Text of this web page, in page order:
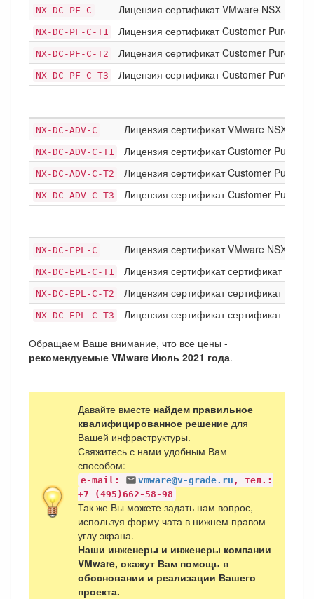
NX-DC-PF-C Лицензия сертификат VMware NSX Data
NX-DC-PF-C-T1 Лицензия сертификат Customer
NX-DC-PF-C-T2 Лицензия сертификат Customer
NX-DC-PF-C-T3 Лицензия сертификат Customer
NX-DC-ADV-C Лицензия сертификат VMware NSX
NX-DC-ADV-C-T1 Лицензия сертификат Customer
NX-DC-ADV-C-T2 Лицензия сертификат Customer
NX-DC-ADV-C-T3 Лицензия сертификат Customer
NX-DC-EPL-C Лицензия сертификат VMware NSX
NX-DC-EPL-C-T1 Лицензия сертификат сертификат
NX-DC-EPL-C-T2 Лицензия сертификат сертификат
NX-DC-EPL-C-T3 Лицензия сертификат сертификат
Обращаем Ваше внимание, что все цены -
рекомендуемые VMware Июль 2021 года.
Давайте вместе найдем правильное
квалифицированное решение для
Вашей инфраструктуры.
Свяжитесь с нами удобным Вам
способом:
e-mail: vmware@v-grade.ru , тел.:
+7 (495)662-58-98
Так же Вы можете задать нам вопрос,
используя форму чата в нижнем правом
углу экрана.
Наши инженеры и инженеры компании
VMware, окажут Вам помощь в
обосновании и реализации Вашего
проекта.